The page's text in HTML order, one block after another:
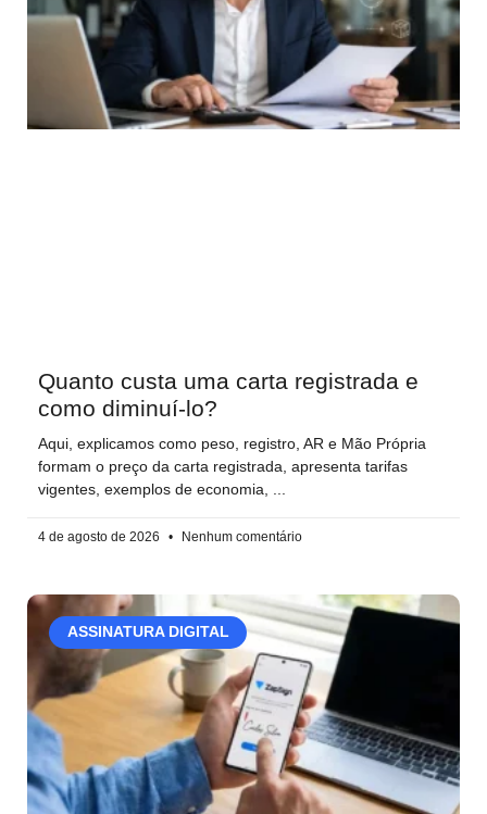
Quanto custa uma carta registrada e
como diminuí-lo?
Aqui, explicamos como peso, registro, AR e Mão Própria
formam o preço da carta registrada, apresenta tarifas
vigentes, exemplos de economia,
4 de agosto de 2026 Nenhum comentário
ASSINATURA DIGITAL